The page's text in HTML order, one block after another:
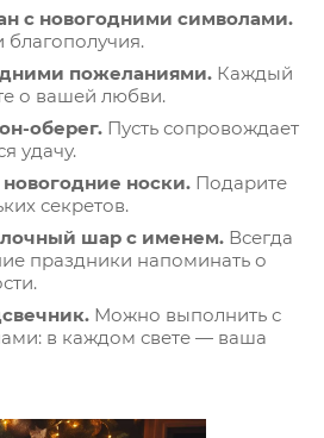
с новогодними символами.
пожеланиями. Каждый
о вашей любви.
оберег. Пусть сопровождает
удачу.
носки. Подарите
секретов.
шар с именем. Всегда
праздники напоминать о
Можно выполнить с
в каждом свете — ваша